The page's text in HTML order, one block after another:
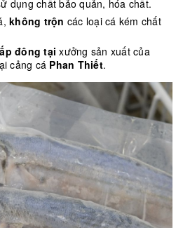
dụng chất bảo quản, hóa chất.
không trộn các loại cá kém chất
đông tại xưởng sản xuất của
cảng cá Phan Thiết.